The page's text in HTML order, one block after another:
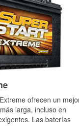
ofrecen un
larga, incluso en
Las baterías